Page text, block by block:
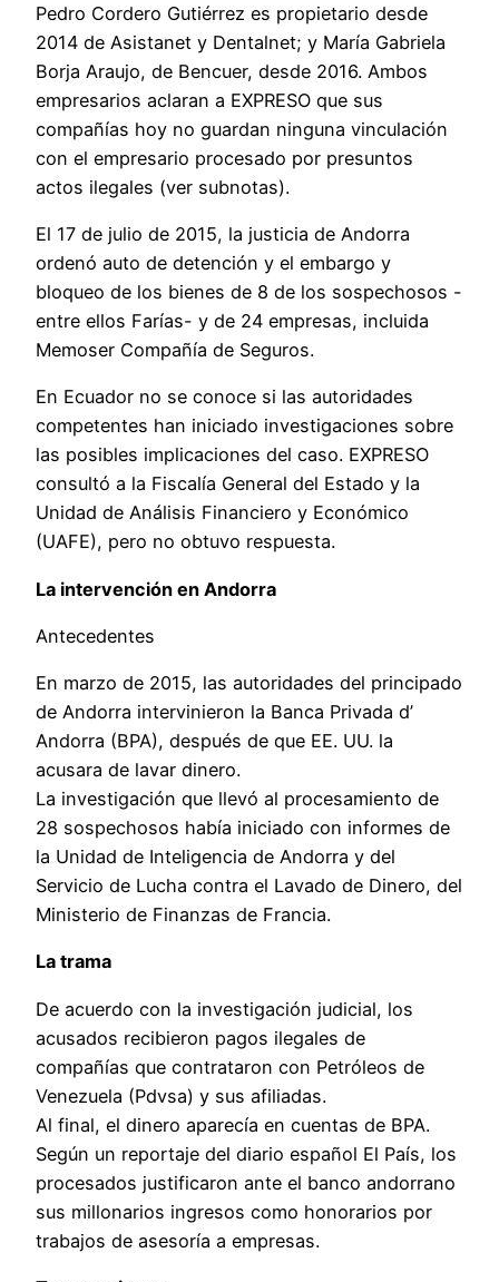
Pedro Cordero Gutiérrez es propietario desde
2014 de Asistanet y Dentalnet; y María Gabriela
Borja Araujo, de Bencuer, desde 2016. Ambos
empresarios aclaran a EXPRESO que sus
compañías hoy no guardan ninguna vinculación
con el empresario procesado por presuntos
actos ilegales (ver subnotas).
El 17 de julio de 2015, la justicia de Andorra
ordenó auto de detención y el embargo y
bloqueo de los bienes de 8 de los sospechosos -
entre ellos Farías- y de 24 empresas, incluida
Memoser Compañía de Seguros.
En Ecuador no se conoce si las autoridades
competentes han iniciado investigaciones sobre
las posibles implicaciones del caso. EXPRESO
consultó a la Fiscalía General del Estado y la
Unidad de Análisis Financiero y Económico
(UAFE), pero no obtuvo respuesta.
La intervención en Andorra
Antecedentes
En marzo de 2015, las autoridades del principado
de Andorra intervinieron la Banca Privada d’
Andorra (BPA), después de que EE. UU. la
acusara de lavar dinero.
La investigación que llevó al procesamiento de
28 sospechosos había iniciado con informes de
la Unidad de Inteligencia de Andorra y del
Servicio de Lucha contra el Lavado de Dinero, del
Ministerio de Finanzas de Francia.
La trama
De acuerdo con la investigación judicial, los
acusados recibieron pagos ilegales de
compañías que contrataron con Petróleos de
Venezuela (Pdvsa) y sus afiliadas.
Al final, el dinero aparecía en cuentas de BPA.
Según un reportaje del diario español El País, los
procesados justificaron ante el banco andorrano
sus millonarios ingresos como honorarios por
trabajos de asesoría a empresas.